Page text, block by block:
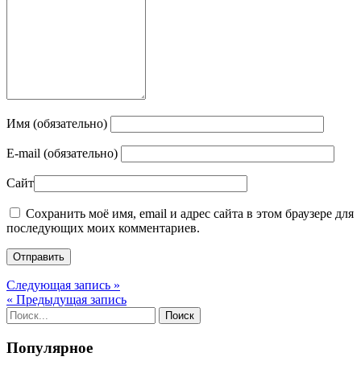
Имя (обязательно)
E-mail (обязательно)
Сайт
Сохранить моё имя, email и адрес сайта в этом браузере для
последующих моих комментариев.
Следующая запись »
« Предыдущая запись
Популярное